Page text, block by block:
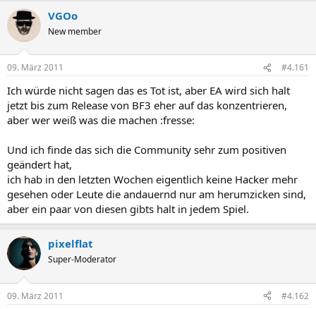
VGOo
New member
09. März 2011 #4.161
Ich würde nicht sagen das es Tot ist, aber EA wird sich halt
jetzt bis zum Release von BF3 eher auf das konzentrieren,
aber wer weiß was die machen :fresse:
Und ich finde das sich die Community sehr zum positiven
geändert hat,
ich hab in den letzten Wochen eigentlich keine Hacker mehr
gesehen oder Leute die andauernd nur am herumzicken sind,
aber ein paar von diesen gibts halt in jedem Spiel.
pixelflat
Super-Moderator
09. März 2011 #4.162